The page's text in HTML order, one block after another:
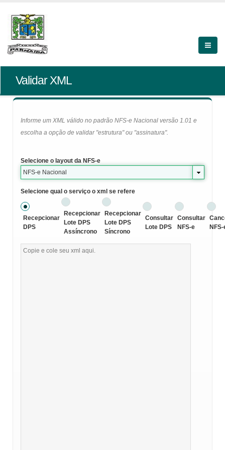
Validar XML
Informe um XML válido no padrão NFS-e Nacional versão 1.01 e
escolha a opção de validar "estrutura" ou "assinatura".
Selecione o layout da NFS-e
NFS-e Nacional
Selecione qual o serviço o xml se refere
Recepcionar
DPS
Recepcionar
Lote DPS
Assíncrono
Recepcionar
Lote DPS
Síncrono
Consultar
Lote DPS
Consultar
NFS-e
NFS-